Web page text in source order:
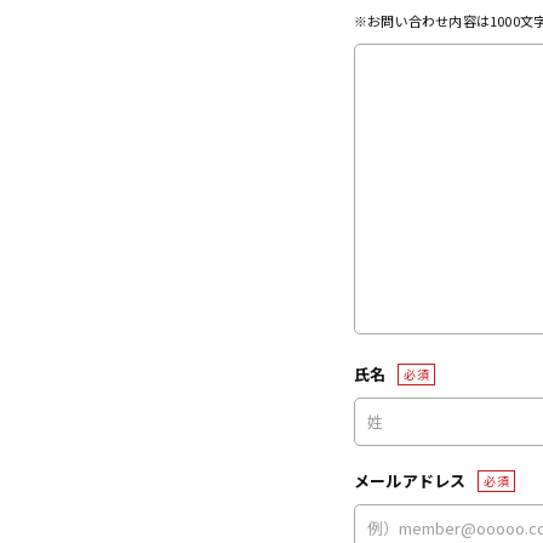
※お問い合わせ内容は1000文
氏名 必須
メールアドレス 必須